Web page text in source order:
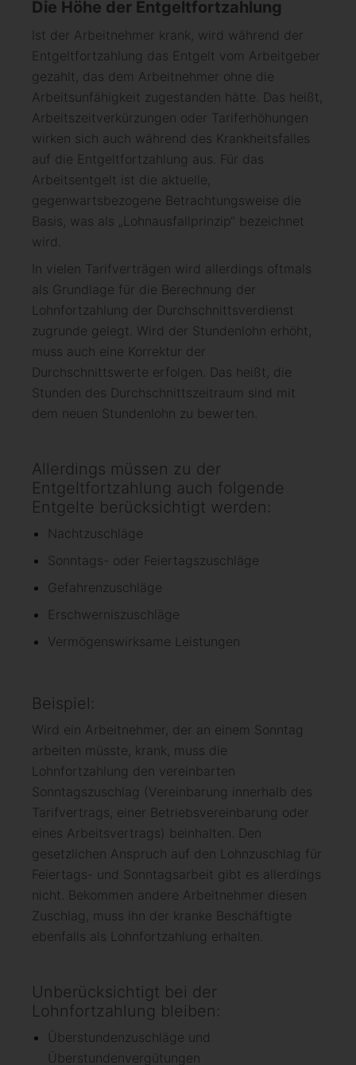
Die Höhe der Entgeltfortzahlung
Ist der Arbeitnehmer krank, wird während der
Entgeltfortzahlung das Entgelt vom Arbeitgeber
gezahlt, das dem Arbeitnehmer ohne die
Arbeitsunfähigkeit zugestanden hätte. Das heißt,
Arbeitszeitverkürzungen oder Tariferhöhungen
wirken sich auch während des Krankheitsfalles
auf die Entgeltfortzahlung aus. Für das
Arbeitsentgelt ist die aktuelle,
gegenwartsbezogene Betrachtungsweise die
Basis, was als „Lohnausfallprinzip“ bezeichnet
wird.
In vielen Tarifverträgen wird allerdings oftmals
als Grundlage für die Berechnung der
Lohnfortzahlung der Durchschnittsverdienst
zugrunde gelegt. Wird der Stundenlohn erhöht,
muss auch eine Korrektur der
Durchschnittswerte erfolgen. Das heißt, die
Stunden des Durchschnittszeitraum sind mit
dem neuen Stundenlohn zu bewerten.
Allerdings müssen zu der
Entgeltfortzahlung auch folgende
Entgelte berücksichtigt werden:
Nachtzuschläge
Sonntags- oder Feiertagszuschläge
Gefahrenzuschläge
Erschwerniszuschläge
Vermögenswirksame Leistungen
Beispiel:
Wird ein Arbeitnehmer, der an einem Sonntag
arbeiten müsste, krank, muss die
Lohnfortzahlung den vereinbarten
Sonntagszuschlag (Vereinbarung innerhalb des
Tarifvertrags, einer Betriebsvereinbarung oder
eines Arbeitsvertrags) beinhalten. Den
gesetzlichen Anspruch auf den Lohnzuschlag für
Feiertags- und Sonntagsarbeit gibt es allerdings
nicht. Bekommen andere Arbeitnehmer diesen
Zuschlag, muss ihn der kranke Beschäftigte
ebenfalls als Lohnfortzahlung erhalten.
Unberücksichtigt bei der
Lohnfortzahlung bleiben:
Überstundenzuschläge und
Überstundenvergütungen